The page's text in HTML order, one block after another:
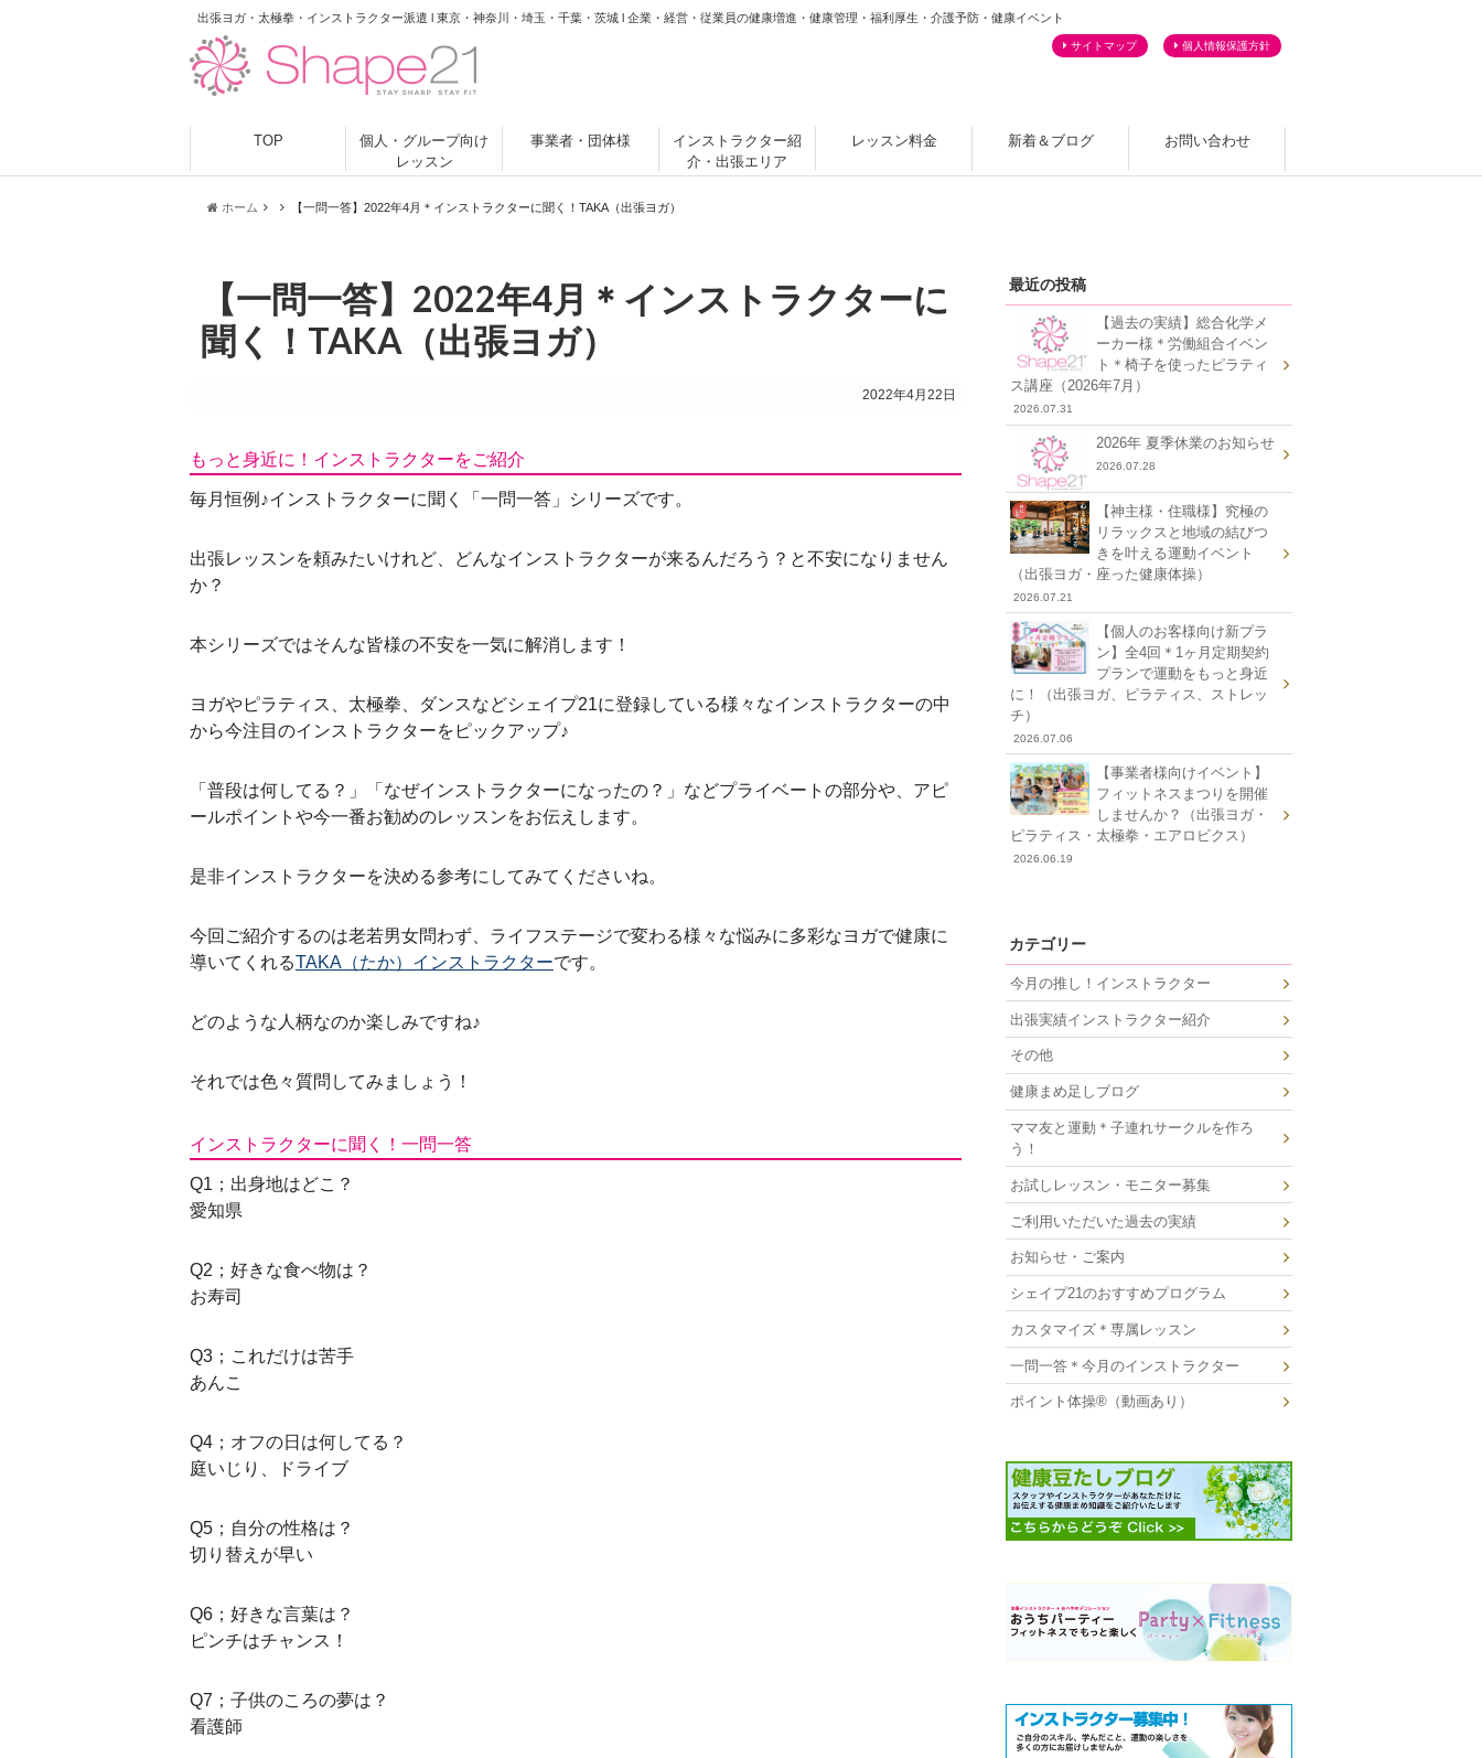
出張ヨガ・太極拳・インストラクター派遣 l 東京・神奈川・埼玉・千葉・茨城 l 企業・経営・従業員の健康増進・健康管理・福利厚生・介護予防・健康イベント
サイトマップ 個人情報保護方針
TOP
個人・グループ向け
レッスン
事業者・団体様
インストラクター紹
介・出張エリア
レッスン料金 新着＆ブログ お問い合わせ
ホーム 【一問一答】2022年4月＊インストラクターに聞く！TAKA（出張ヨガ）
【一問一答】2022年4月＊インストラクターに
聞く！TAKA（出張ヨガ）
2022年4月22日
もっと身近に！インストラクターをご紹介
毎月恒例♪インストラクターに聞く「一問一答」シリーズです。
出張レッスンを頼みたいけれど、どんなインストラクターが来るんだろう？と不安になりません
か？
本シリーズではそんな皆様の不安を一気に解消します！
ヨガやピラティス、太極拳、ダンスなどシェイプ21に登録している様々なインストラクターの中
から今注目のインストラクターをピックアップ♪
「普段は何してる？」「なぜインストラクターになったの？」などプライベートの部分や、 アピ
ールポイントや今一番お勧めのレッスンをお伝えします。
是非インストラクターを決める参考にしてみてくださいね。
今回ご紹介するのは老若男女問わず、ライフステージで変わる様々な悩みに多彩なヨガで健康に
導いてくれるTAKA（たか）インストラクターです。
どのような人柄なのか楽しみですね♪
それでは色々質問してみましょう！
インストラクターに聞く！一問一答
Q1；出身地はどこ？
愛知県
Q2；好きな食べ物は？
お寿司
Q3；これだけは苦手
あんこ
Q4；オフの日は何してる？
庭いじり、ドライブ
Q5；自分の性格は？
切り替えが早い
Q6；好きな言葉は？
ピンチはチャンス！
Q7；子供のころの夢は？
看護師
最近の投稿
【過去の実績】総合化学メ
ーカー様＊労働組合イベン
ト＊椅子を使ったピラティ
ス講座（2026年7月）
2026.07.31
2026年 夏季休業のお知らせ
2026.07.28
【神主様・住職様】究極の
リラックスと地域の結びつ
きを叶える運動イベント
（出張ヨガ・座った健康体操）
2026.07.21
【個人のお客様向け新プラ
ン】全4回＊1ヶ月定期契約
プランで運動をもっと身近
に！（出張ヨガ、ピラティス、ストレッ
チ）
2026.07.06
【事業者様向けイベント】
フィットネスまつりを開催
しませんか？（出張ヨガ・
ピラティス・太極拳・エアロビクス）
2026.06.19
カテゴリー
今月の推し！インストラクター
出張実績インストラクター紹介
その他
健康まめ足しブログ
ママ友と運動＊子連れサークルを作ろ
う！
お試しレッスン・モニター募集
ご利用いただいた過去の実績
お知らせ・ご案内
シェイプ21のおすすめプログラム
カスタマイズ＊専属レッスン
一問一答＊今月のインストラクター
ポイント体操®（動画あり）